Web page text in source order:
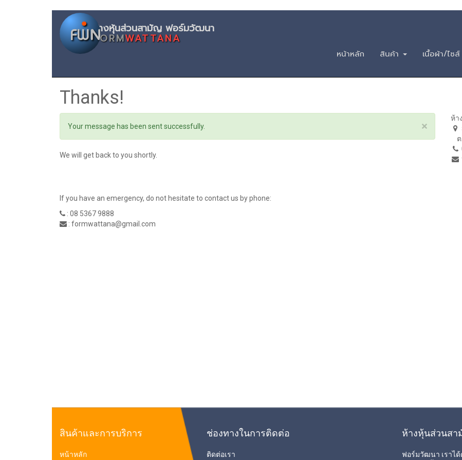
ห้างหุ้นส่วนสามัญ ฟอร์มวัฒนา
FORMWATTANA
หน้าหลัก สินค้า เนื้อผ้า/ไซส์
Thanks!
Your message has been sent successfully. ×
We will get back to you shortly.
If you have an emergency, do not hesitate to contact us by phone:
: 08 5367 9888
: formwattana@gmail.com
ห้า
ต
สินค้าและการบริการ
หน้าหลัก
ช่องทางในการติดต่อ
ติดต่อเรา
ห้างหุ้นส่วนส
ฟอร์มวัฒนา เราไ